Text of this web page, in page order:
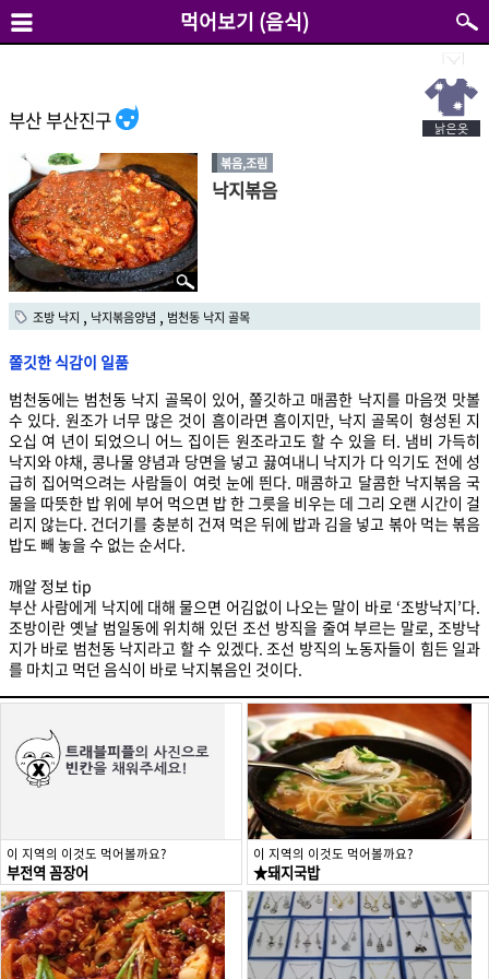
먹어보기 (음식)
부산 부산진구
볶음,조림
낙지볶음
조방 낙지 낙지볶음양념 범천동 낙지 골목
쫄깃한 식감이 일품
범천동에는 범천동 낙지 골목이 있어, 쫄깃하고 매콤한 낙지를 마음껏 맛볼
수 있다. 원조가 너무 많은 것이 흠이라면 흠이지만, 낙지 골목이 형성된 지
오십 여 년이 되었으니 어느 집이든 원조라고도 할 수 있을 터. 냄비 가득히
낙지와 야채, 콩나물 양념과 당면을 넣고 끓여내니 낙지가 다 익기도 전에 성
급히 집어먹으려는 사람들이 여럿 눈에 띈다. 매콤하고 달콤한 낙지볶음 국
물을 따뜻한 밥 위에 부어 먹으면 밥 한 그릇을 비우는 데 그리 오랜 시간이 걸
리지 않는다. 건더기를 충분히 건져 먹은 뒤에 밥과 김을 넣고 볶아 먹는 볶음
밥도 빼 놓을 수 없는 순서다.
깨알 정보 tip
부산 사람에게 낙지에 대해 물으면 어김없이 나오는 말이 바로 ‘조방낙지’다.
조방이란 옛날 범일동에 위치해 있던 조선 방직을 줄여 부르는 말로, 조방낙
지가 바로 범천동 낙지라고 할 수 있겠다. 조선 방직의 노동자들이 힘든 일과
를 마치고 먹던 음식이 바로 낙지볶음인 것이다.
이 지역의 이것도 먹어볼까요?
부전역 꼼장어
이 지역의 이것도 먹어볼까요?
★돼지국밥